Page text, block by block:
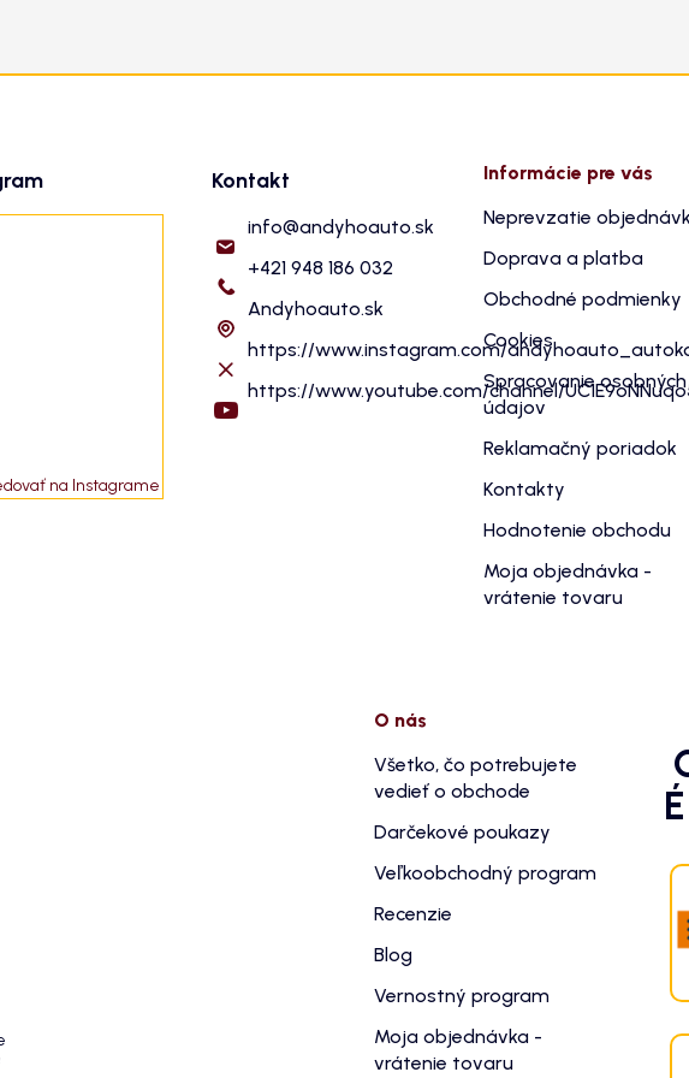
na Instagrame
Kontakt
info@andyhoauto.sk
+421 948 186 032
Andyhoauto.sk
https://www.instagram.com/
https://www.youtube.com/channel/
Informácie pre vás
Neprevzatie
Doprava a platba
Obchodné podmienky
Cookies
Spracovanie osobných
údajov
Reklamačný poriadok
Kontakty
Hodnotenie obchodu
Moja objednávka -
vrátenie tovaru
O nás
Všetko, čo potrebujete
vedieť o obchode
Darčekové poukazy
Veľkoobchodný program
Recenzie
Blog
Vernostný program
Moja objednávka -
vrátenie tovaru